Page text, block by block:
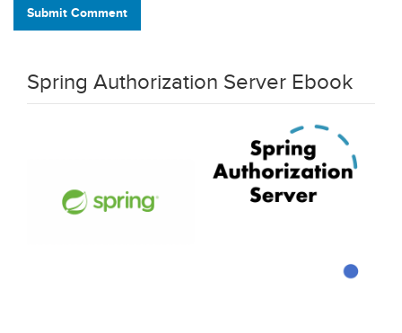
Submit Comment
Spring Authorization Server Ebook